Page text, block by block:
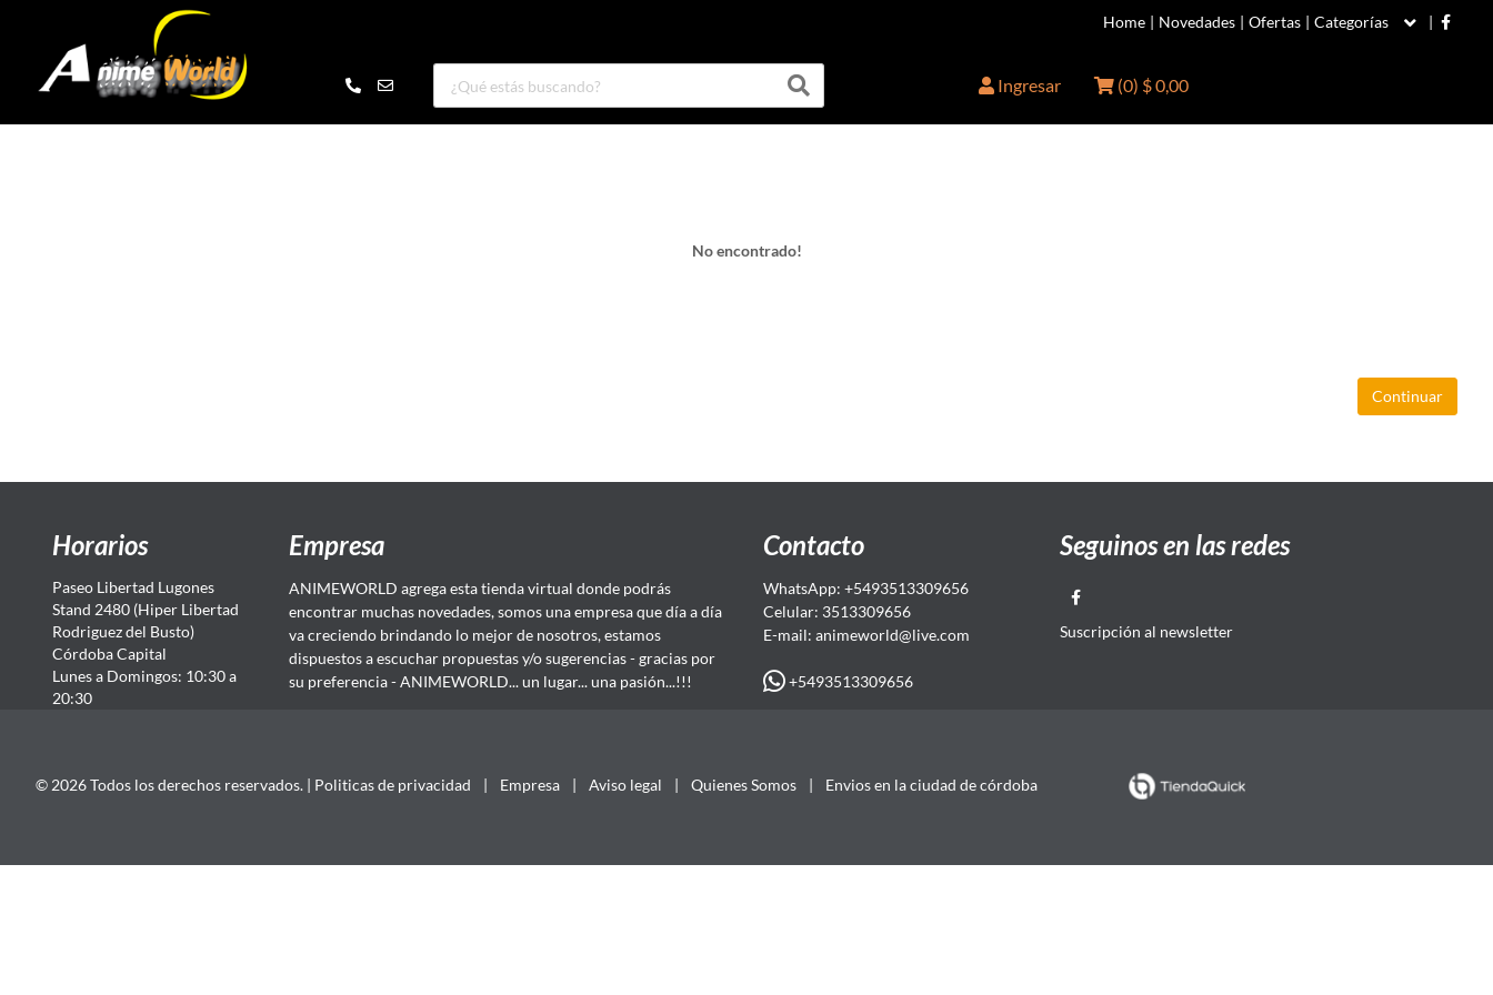
Home | Novedades | Ofertas | Categorías |
Ingresar (0) $ 0,00
No encontrado!
Continuar
Horarios
Paseo Libertad Lugones
Stand 2480 (Hiper Libertad
Rodriguez del Busto)
Córdoba Capital
Lunes a Domingos: 10:30 a
20:30
Empresa
ANIMEWORLD agrega esta tienda virtual donde podrás
encontrar muchas novedades, somos una empresa que día a día
va creciendo brindando lo mejor de nosotros, estamos
dispuestos a escuchar propuestas y/o sugerencias - gracias por
su preferencia - ANIMEWORLD... un lugar... una pasión...!!!
Contacto
WhatsApp: +5493513309656
Celular: 3513309656
E-mail: animeworld@live.com
+5493513309656
Seguinos en las redes
Suscripción al newsletter
© 2026 Todos los derechos reservados. | Politicas de privacidad | Empresa | Aviso legal | Quienes Somos | Envios en la ciudad de córdoba